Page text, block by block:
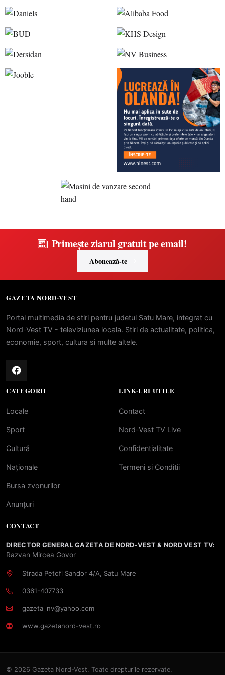
Primește ziarul gratuit pe email!
Abonează-te
GAZETA NORD-VEST
Portal multimedia de stiri pentru judetul Satu Mare, integrat cu
Nord-Vest TV - televiziunea locala. Stiri de actualitate, politica,
economie, sport, cultura si multe altele.
CATEGORII
Locale
Sport
Cultură
Naționale
Bursa zvonurilor
Anunțuri
LINK-URI UTILE
Contact
Nord-Vest TV Live
Confidentialitate
Termeni si Conditii
CONTACT
DIRECTOR GENERAL GAZETA DE NORD-VEST & NORD VEST TV:
Razvan Mircea Govor
Strada Petofi Sandor 4/A, Satu Mare
0361-407733
gazeta_nv@yahoo.com
www.gazetanord-vest.ro
© 2026 Gazeta Nord-Vest. Toate drepturile rezervate.